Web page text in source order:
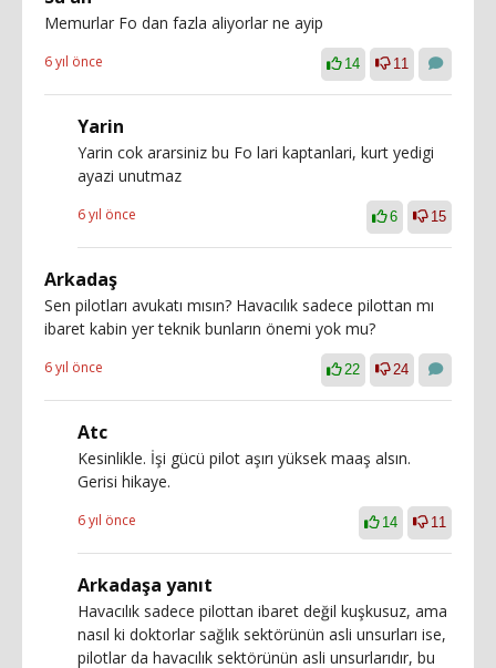
Memurlar Fo dan fazla aliyorlar ne ayip
6 yıl önce 14 11
Yarin
Yarin cok ararsiniz bu Fo lari kaptanlari, kurt yedigi
ayazi unutmaz
6 yıl önce 6 15
Arkadaş
Sen pilotları avukatı mısın? Havacılık sadece pilottan mı
ibaret kabin yer teknik bunların önemi yok mu?
6 yıl önce 22 24
Atc
Kesinlikle. İşi gücü pilot aşırı yüksek maaş alsın.
Gerisi hikaye.
6 yıl önce 14 11
Arkadaşa yanıt
Havacılık sadece pilottan ibaret değil kuşkusuz, ama
nasıl ki doktorlar sağlık sektörünün asli unsurları ise,
pilotlar da havacılık sektörünün asli unsurlarıdır, bu